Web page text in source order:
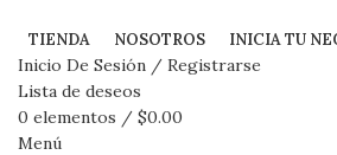
TIENDA NOSOTROS INICIA TU
Inicio De Sesión / Registrarse
Lista de deseos
0 elementos / $0.00
Menú